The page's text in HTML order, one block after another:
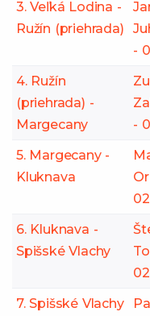
3. Veľká Lodina -
Ružín (priehrada)
-
4. Ružín
(priehrada) -
Margecany
-
5. Margecany -
Kluknava
6. Kluknava -
Spišské Vlachy
7. Spišské Vlachy